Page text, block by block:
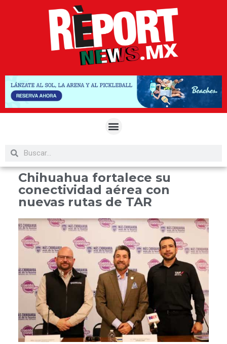
Chihuahua fortalece su
conectividad aérea con
nuevas rutas de TAR